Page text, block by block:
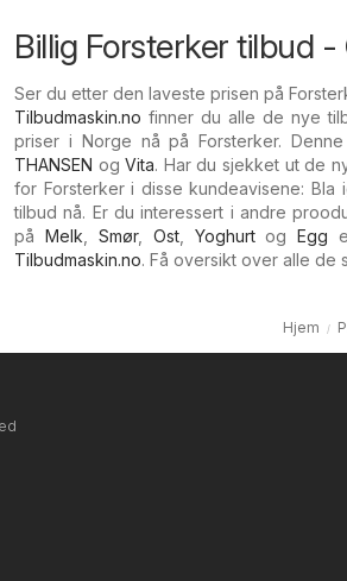
Billig Forsterker tilbud
Ser du etter den laveste prisen på
Tilbudmaskin.no finner du alle de nye
priser i Norge nå på Forsterker.
THANSEN ogVita. Har du sjekket ut de
for Forsterker i disse kundeavisene:
tilbud nå. Er du interessert i andre
på Melk Smør, Ost, YoghurtogEgg
Tilbudmaskin.no. Få oversikt over alle de
Hjem